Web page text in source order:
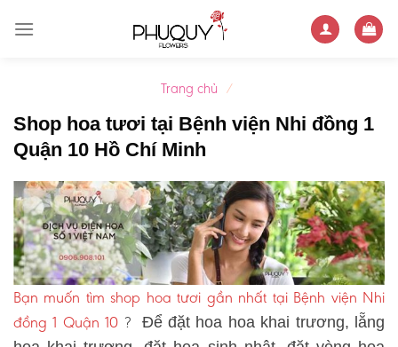
Trang chủ /
Shop hoa tươi tại Bệnh viện Nhi đồng 1
Quận 10 Hồ Chí Minh
Bạn muốn tìm shop hoa tươi gần nhất tại Bệnh viện Nhi
đồng 1 Quận 10 ?Để đặt hoa hoa khai trương, lẵng